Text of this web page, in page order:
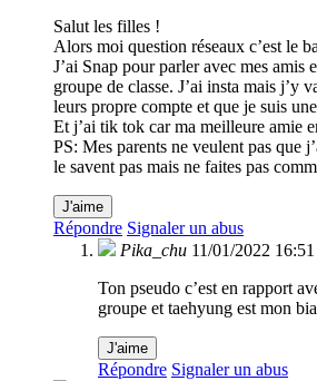
Salut les filles !
Alors moi question réseaux c’est le
J’ai Snap pour parler avec mes amis
groupe de classe. J’ai insta mais j’y
leurs propre compte et que je suis
Et j’ai tik tok car ma meilleure amie
PS: Mes parents ne veulent pas que
le savent pas mais ne faites pas
J'aime
Répondre Signaler un abus
Pika_chu 11/01/2022 16:51
Ton pseudo c’est en rapport
groupe et taehyung est mon
J'aime
Répondre Signaler un abus